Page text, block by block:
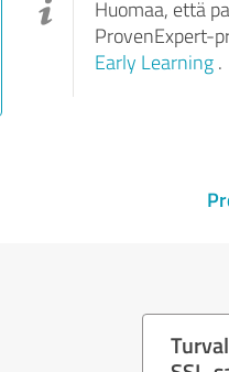
Huomaa, että
ProvenExpert-
Early Learning.